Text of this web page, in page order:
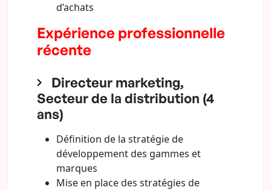
d’achats
Expérience professionnelle
récente
Directeur marketing,
Secteur de la distribution (4
ans)
Définition de la stratégie de
développement des gammes et
marques
Mise en place des stratégies de